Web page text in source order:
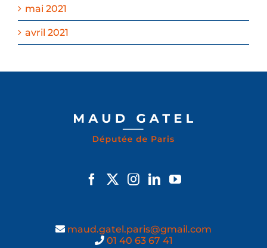
mai 2021
avril 2021
maud.gatel.paris@gmail.com
01 40 63 67 41